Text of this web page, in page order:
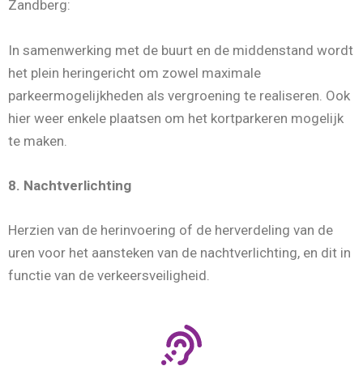
Zandberg:
In samenwerking met de buurt en de middenstand wordt
het plein heringericht om zowel maximale
parkeermogelijkheden als vergroening te realiseren. Ook
hier weer enkele plaatsen om het kortparkeren mogelijk
te maken.
8. Nachtverlichting
Herzien van de herinvoering of de herverdeling van de
uren voor het aansteken van de nachtverlichting, en dit in
functie van de verkeersveiligheid.